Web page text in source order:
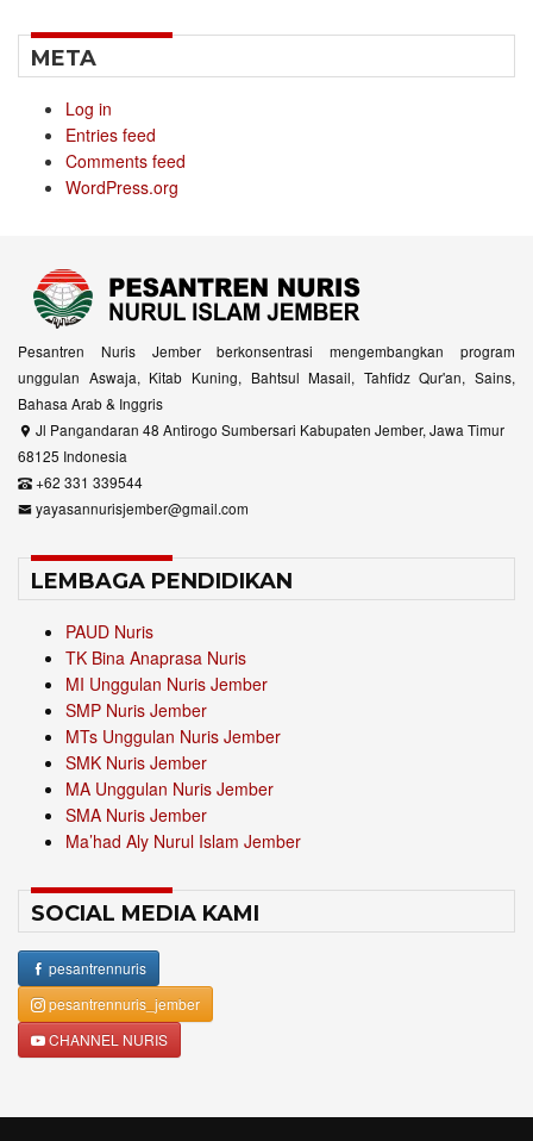
META
Log in
Entries feed
Comments feed
WordPress.org
Pesantren Nuris Jember berkonsentrasi mengembangkan program
unggulan Aswaja, Kitab Kuning, Bahtsul Masail, Tahfidz Qur'an, Sains,
Bahasa Arab & Inggris
Jl Pangandaran 48 Antirogo Sumbersari Kabupaten Jember, Jawa Timur
68125 Indonesia
+62 331 339544
yayasannurisjember@gmail.com
LEMBAGA PENDIDIKAN
PAUD Nuris
TK Bina Anaprasa Nuris
MI Unggulan Nuris Jember
SMP Nuris Jember
MTs Unggulan Nuris Jember
SMK Nuris Jember
MA Unggulan Nuris Jember
SMA Nuris Jember
Ma’had Aly Nurul Islam Jember
SOCIAL MEDIA KAMI
pesantrennuris
pesantrennuris_jember
CHANNEL NURIS